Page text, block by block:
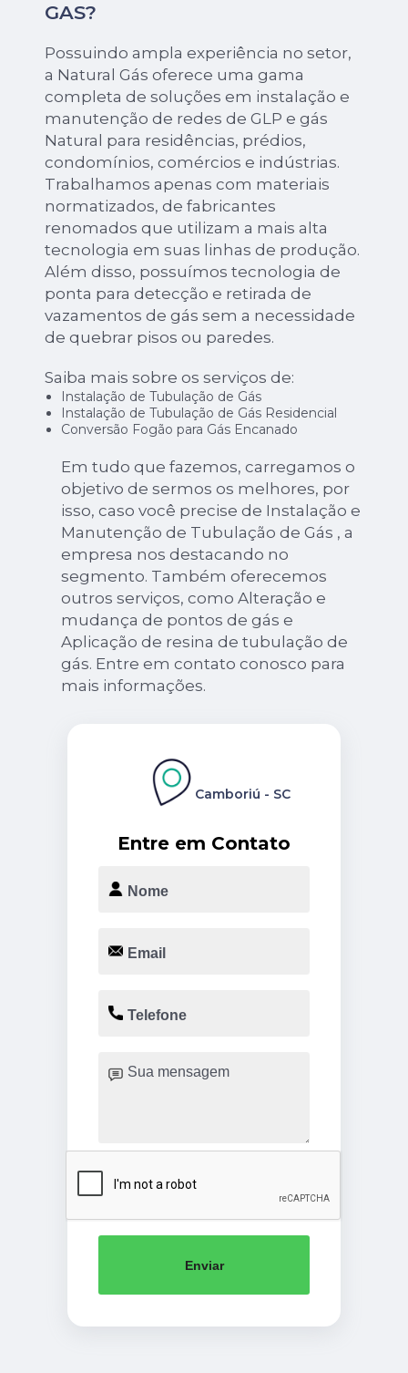
GAS?
Possuindo ampla experiência no setor,
a Natural Gás oferece uma gama
completa de soluções em instalação e
manutenção de redes de GLP e gás
Natural para residências, prédios,
condomínios, comércios e indústrias.
Trabalhamos apenas com materiais
normatizados, de fabricantes
renomados que utilizam a mais alta
tecnologia em suas linhas de produção.
Além disso, possuímos tecnologia de
ponta para detecção e retirada de
vazamentos de gás sem a necessidade
de quebrar pisos ou paredes.
Saiba mais sobre os serviços de:
Instalação de Tubulação de Gás
Instalação de Tubulação de Gás Residencial
Conversão Fogão para Gás Encanado
Em tudo que fazemos, carregamos o
objetivo de sermos os melhores, por
isso, caso você precise de Instalação e
Manutenção de Tubulação de Gás , a
empresa nos destacando no
segmento. Também oferecemos
outros serviços, como Alteração e
mudança de pontos de gás e
Aplicação de resina de tubulação de
gás. Entre em contato conosco para
mais informações.
Entre em Contato
Camboriú - SC
Enviar